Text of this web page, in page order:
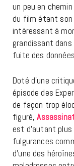
un peu en
du film étant son
intéressant à
grandissant
fuite des
Doté d’une
épisode des
de façon trop
figuré,
est d’autant plus
fulgurances
d’une des